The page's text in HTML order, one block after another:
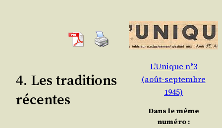
4. Les traditions
récentes
L'Unique n°3
(août-septembre
1945)
Dans le même
numéro :